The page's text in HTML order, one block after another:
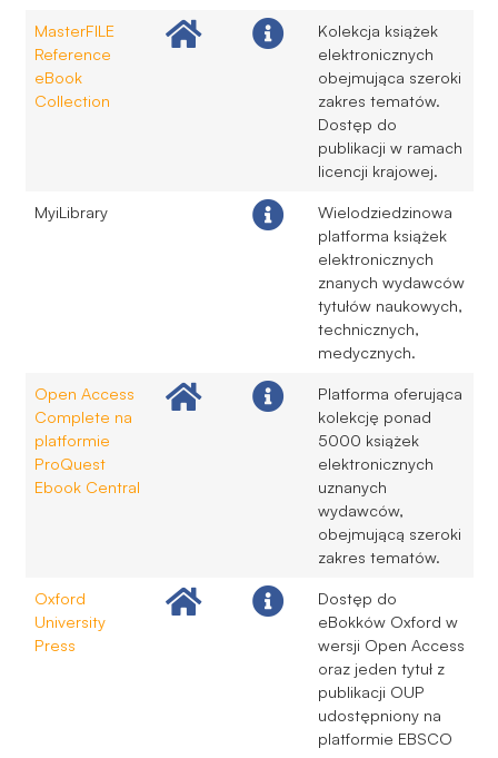
MasterFILE
Reference
eBook
Collection
Kolekcja książek
elektronicznych
obejmująca szeroki
zakres tematów.
Dostęp do
publikacji w ramach
licencji krajowej.
MyiLibrary
Wielodziedzinowa
platforma książek
elektronicznych
znanych wydawców
tytułów naukowych,
technicznych,
medycznych.
Open Access
Complete na
platformie
ProQuest
Ebook Central
Platforma oferująca
kolekcję ponad
5000 książek
elektronicznych
uznanych
wydawców,
obejmującą szeroki
zakres tematów.
Oxford
University
Press
Dostęp do
eBokków Oxford w
wersji Open Access
oraz jeden tytuł z
publikacji OUP
udostępniony na
platformie EBSCO